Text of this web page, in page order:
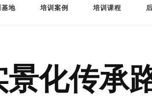
基地 培训案例 培训课程
化传承